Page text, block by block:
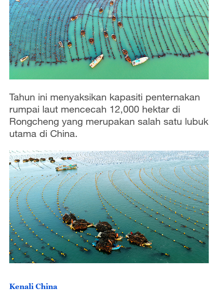
Tahun ini menyaksikan kapasiti penternakan
rumpai laut mencecah 12,000 hektar di
Rongcheng yang merupakan salah satu lubuk
utama di China.
Kenali China